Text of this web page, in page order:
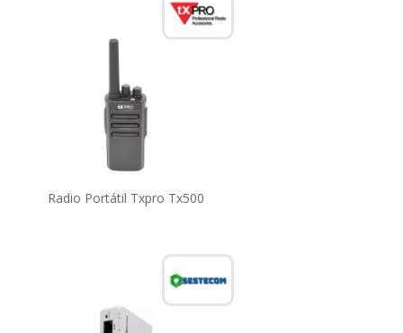
Radio Portátil Txpro Tx500